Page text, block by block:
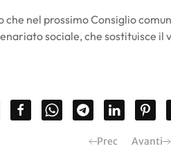
che nel prossimo Consiglio
sociale, che sostituisce il
Prec Avanti